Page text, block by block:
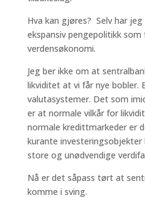
Hva kan gjøres? Selv har
ekspansiv pengepolitikk
verdensøkonomi.
Jeg ber ikke om at
likviditet at vi får nye bobler.
valutasystemer. Det som
er at normale vilkår for
normale kredittmarkeder er
kurante
store og unødvendige
Nå er det såpass tørt at
komme i sving.